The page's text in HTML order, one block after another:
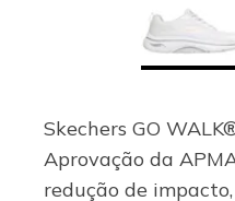
Skechers GO
Aprovação da
redução de